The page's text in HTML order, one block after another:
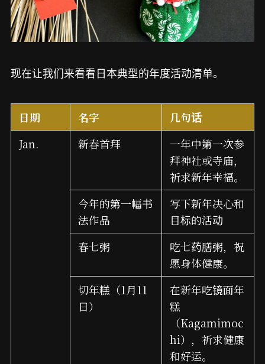
现在让我们来看看日本典型的年度活动清单。
日期 名字
几句话
Jan.
新春首拜
一年中第一次参
拜神社或寺庙，
祈求新年幸福。
今年的第一幅书
法作品
写下新年决心和
目标的活动
春七粥
吃七药膳粥，祝
愿身体健康。
切年糕（1月11
日）
在新年吃镜面年
糕
（Kagamimoc
hi），祈求健康
和好运。